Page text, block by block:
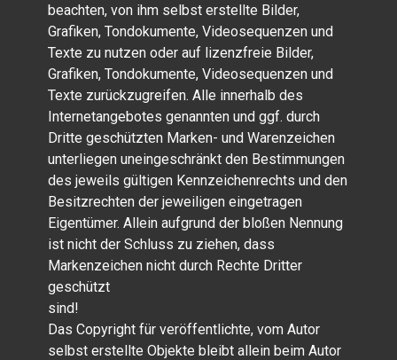
beachten, von ihm selbst erstellte Bilder,
Grafiken, Tondokumente, Videosequenzen und
Texte zu nutzen oder auf lizenzfreie Bilder,
Grafiken, Tondokumente, Videosequenzen und
Texte zurückzugreifen. Alle innerhalb des
Internetangebotes genannten und ggf. durch
Dritte geschützten Marken- und Warenzeichen
unterliegen uneingeschränkt den Bestimmungen
des jeweils gültigen Kennzeichenrechts und den
Besitzrechten der jeweiligen eingetragen
Eigentümer. Allein aufgrund der bloßen Nennung
ist nicht der Schluss zu ziehen, dass
Markenzeichen nicht durch Rechte Dritter
geschützt
Das Copyright für veröffentlichte, vom Autor
selbst erstellte Objekte bleibt allein beim Autor